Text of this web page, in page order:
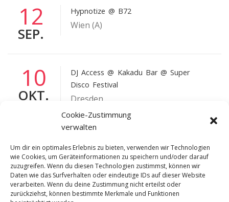
Cookie-Zustimmung
verwalten
Um dir ein optimales Erlebnis zu bieten, verwenden wir Technologien
wie Cookies, um Geräteinformationen zu speichern und/oder darauf
zuzugreifen. Wenn du diesen Technologien zustimmst, können wir
Daten wie das Surfverhalten oder eindeutige IDs auf dieser Website
verarbeiten. Wenn du deine Zustimmung nicht erteilst oder
zurückziehst, können bestimmte Merkmale und Funktionen
12
SEP.
Hypnotize @ B72
Wien (A)
10
OKT.
DJ Access @ Kakadu Bar @ Super
Disco Festival
Dresden
24
OKT.
Köln